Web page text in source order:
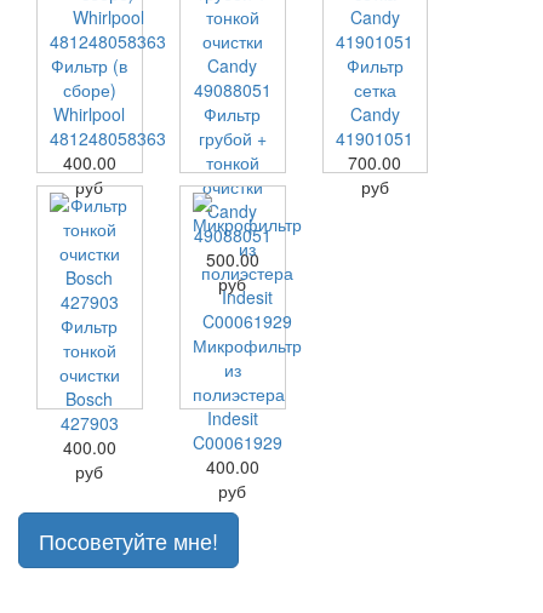
Фильтр (в
сборе)
Whirlpool
481248058363
400.00
руб
Фильтр
грубой +
тонкой
очистки
Candy
49088051
500.00
руб
Фильтр
сетка
Candy
41901051
700.00
руб
Фильтр
тонкой
очистки
Bosch
427903
400.00
руб
Микрофильтр
из
полиэстера
Indesit
C00061929
400.00
руб
Посоветуйте мне!